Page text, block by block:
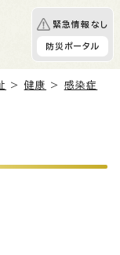
緊急情報なし
防災ポータル
> 健康 > 感染症